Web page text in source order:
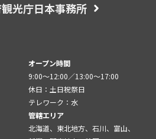
光庁日本事務所
オープン時間
9:00～12:00／13:00～17:00
休日：土日祝祭日
テレワーク：水
管轄エリア
北海道、東北地方、石川、富山、